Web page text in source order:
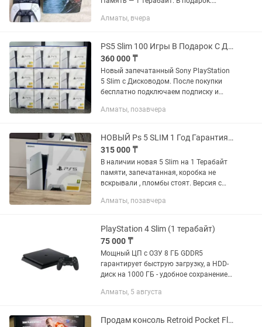
два джойстика и диск с Minecraft. Есть
Алматы, вчера
PS5 Slim 100 Игры В Подарок С Дисководом (ПС5, Playstation 1 TB)
360 000 ₸
Новый запечатанный Sony PlayStation
5 Slim с Дисководом. После покупки
бесплатно подключаем подписку и
Консоль полностью готова к
Алматы, позавчера
НОВЫЙ Ps 5 SLIM 1 Год Гарантия. 1 Терабайт . Playstaion 5 Слим
315 000 ₸
В наличии новая 5 Slim на 1 Терабайт
памяти, запечатанная, коробка не
вскрывали , пломбы стоят. Версия с
Алматы, позавчера
PlayStation 4 Slim (1 терабайт)
75 000 ₸
Мощный ЦП с ОЗУ 8 ГБ GDDR5
гарантирует быструю загрузку, а HDD-
диск на 1000 ГБ - удобное сохранение
HDMI 1.4 обеспечивает стабильный
Алматы, 5 августа
Продам консоль Retroid Pocket Flip 2 и карту(сборник игр на 1 tb)